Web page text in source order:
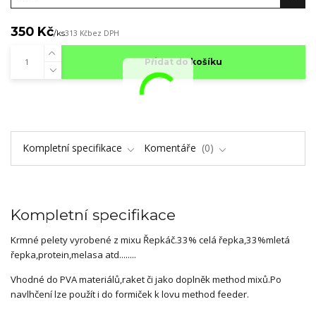
350 Kč/ks313 Kčbez DPH
Přidat do košíku
Kompletní specifikace Komentáře 0
Kompletní specifikace
Krmné pelety vyrobené z mixu Řepkáč.33% celá řepka,33%mletá
řepka,protein,melasa atd........
Vhodné do PVA materiálů,raket či jako doplněk method mixů.Po
navlhčení lze použít i do formiček k lovu method feeder.